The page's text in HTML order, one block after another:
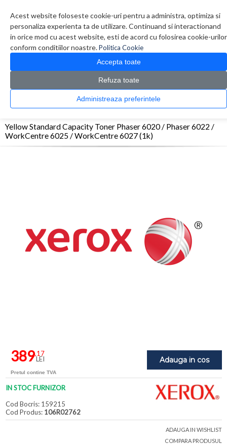
Acest website foloseste cookie-uri pentru a administra, optimiza si
personaliza experienta ta de utilizare. Continuand si interactionand
in orice mod cu acest website, esti de acord cu folosirea cookie-urilor
conform conditiilor noastre.Politica Cookie
Accepta toate
Refuza toate
Administreaza preferintele
0 produs(e)
CATALOG PRODUSE
Consumabile originale > Toner > Yellow Standard Capacity Toner
Yellow Standard Capacity Toner Phaser 6020 / Phaser 6022 /
WorkCentre 6025 / WorkCentre 6027 (1k)
Adauga in cos
389,17
LEI
Pretul contine TVA
IN STOC FURNIZOR
Cod Bocris: 159215
Cod Produs: 106R02762
ADAUGA IN WISHLIST
COMPARA PRODUSUL